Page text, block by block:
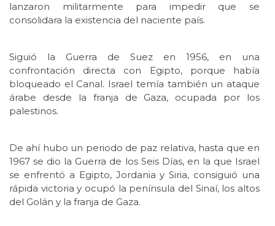
lanzaron militarmente para impedir que se
consolidara la existencia del naciente país.
Siguió la Guerra de Suez en 1956, en una
confrontación directa con Egipto, porque había
bloqueado el Canal. Israel temía también un ataque
árabe desde la franja de Gaza, ocupada por los
palestinos.
De ahí hubo un periodo de paz relativa, hasta que en
1967 se dio la Guerra de los Seis Días, en la que Israel
se enfrentó a Egipto, Jordania y Siria, consiguió una
rápida victoria y ocupó la península del Sinaí, los altos
del Golán y la franja de Gaza.